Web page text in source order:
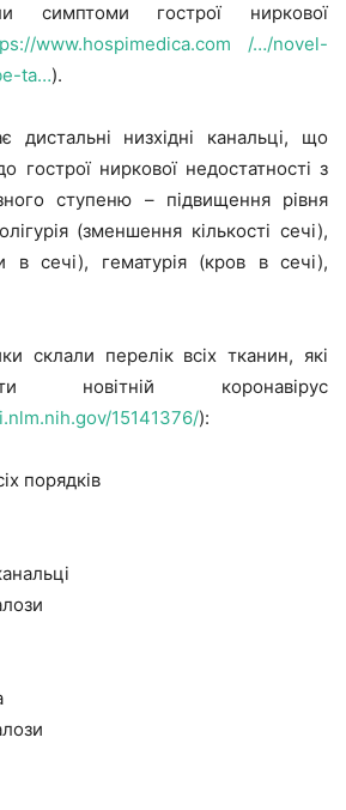
симптоми гострої ниркової
www.hospimedica.com /…/novel-
ta…).
дистальні низхідні канальці, що
гострої ниркової недостатності з
ступеню – підвищення рівня
(зменшення кількості сечі),
в сечі), гематурія (кров в сечі),
склали перелік всіх тканин, які
новітній коронавірус
15141376/):
порядків